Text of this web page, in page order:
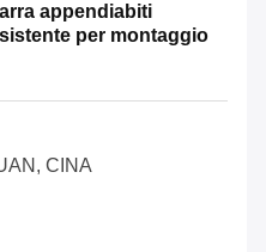
appendiabiti
per montaggio
CINA